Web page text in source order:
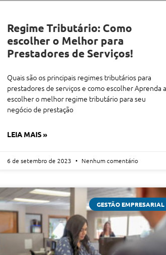
Regime Tributário: Como
escolher o Melhor para
Prestadores de Serviços!
Quais são os principais regimes tributários para
prestadores de serviços e como escolher Aprenda a
escolher o melhor regime tributário para seu
negócio de prestação
LEIA MAIS »
6 de setembro de 2023 Nenhum comentário
GESTÃO EMPRESARIAL